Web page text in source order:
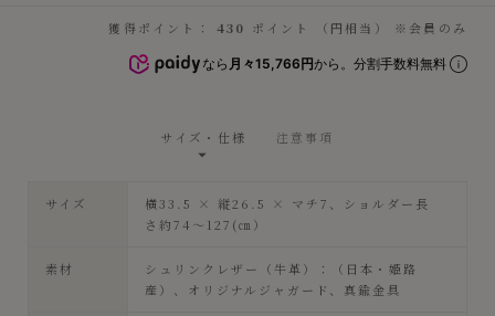
獲得ポイント： 430 ポイント （円相当） ※会員のみ
なら 月々15,766円から。分割手数料無料
サイズ・仕様 注意事項
サイズ
横33.5 × 縦26.5 × マチ7、ショルダー長
さ約74～127(㎝）
素材
シュリンクレザー（牛革）：（日本・姫路
産）、オリジナルジャガード、真鍮金具